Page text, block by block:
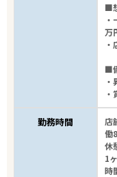
■
万
■
・
勤務時間
店
働
休
1
時